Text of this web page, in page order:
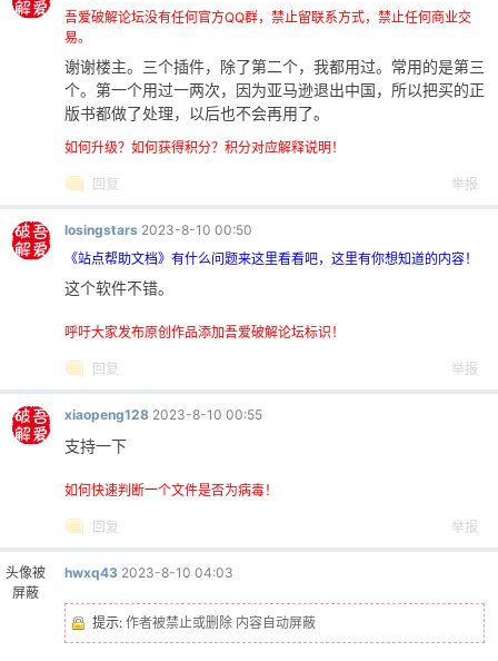
吾爱破解论坛没有任何官方QQ群，禁止留联系方式，禁止任何商业交
易。
谢谢楼主。三个插件，除了第二个，我都用过。常用的是第三
个。第一个用过一两次，因为亚马逊退出中国，所以把买的正
版书都做了处理，以后也不会再用了。
如何升级？如何获得积分？积分对应解释说明！
回复 举报
losingstars 2023-8-10 00:50
《站点帮助文档》有什么问题来这里看看吧，这里有你想知道的内容！
这个软件不错。
呼吁大家发布原创作品添加吾爱破解论坛标识！
回复 举报
xiaopeng128 2023-8-10 00:55
支持一下
如何快速判断一个文件是否为病毒！
回复 举报
头像被
屏蔽
hwxq43 2023-8-10 04:03
提示: 作者被禁止或删除 内容自动屏蔽